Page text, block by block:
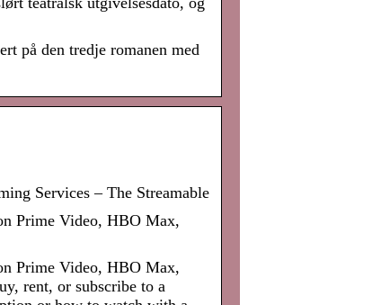
på den tredje romanen med
Services – The Streamable
Prime Video, HBO Max,
Prime Video, HBO Max,
rent, or subscribe to a